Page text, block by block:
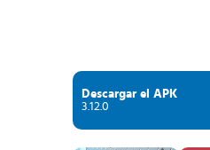
Descargar el APK
3.12.0